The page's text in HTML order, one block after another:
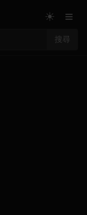
搜尋
☀ ≡